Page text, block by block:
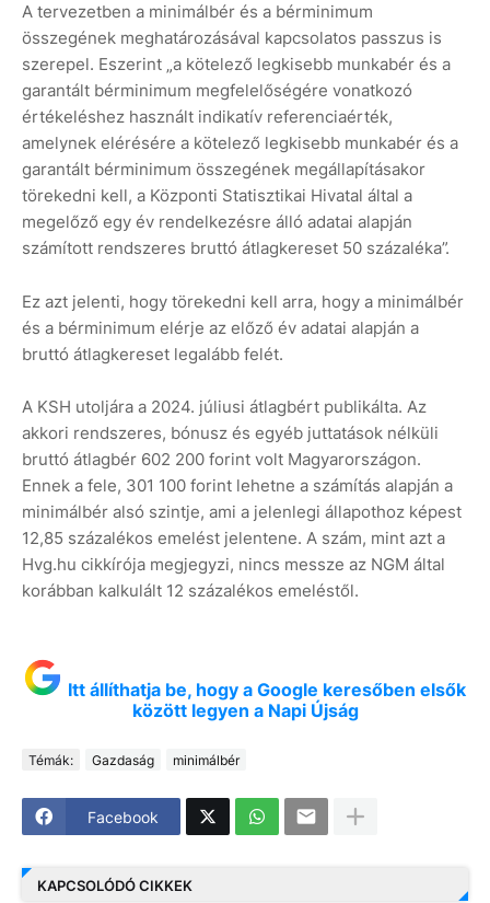
A tervezetben a minimálbér és a bérminimum
összegének meghatározásával kapcsolatos passzus is
szerepel. Eszerint „a kötelező legkisebb munkabér és a
garantált bérminimum megfelelőségére vonatkozó
értékeléshez használt indikatív referenciaérték,
amelynek elérésére a kötelező legkisebb munkabér és a
garantált bérminimum összegének megállapításakor
törekedni kell, a Központi Statisztikai Hivatal által a
megelőző egy év rendelkezésre álló adatai alapján
számított rendszeres bruttó átlagkereset 50 százaléka”.
Ez azt jelenti, hogy törekedni kell arra, hogy a minimálbér
és a bérminimum elérje az előző év adatai alapján a
bruttó átlagkereset legalább felét.
A KSH utoljára a 2024. júliusi átlagbért publikálta. Az
akkori rendszeres, bónusz és egyéb juttatások nélküli
bruttó átlagbér 602 200 forint volt Magyarországon.
Ennek a fele, 301 100 forint lehetne a számítás alapján a
minimálbér alsó szintje, ami a jelenlegi állapothoz képest
12,85 százalékos emelést jelentene. A szám, mint azt a
Hvg.hu cikkírója megjegyzi, nincs messze az NGM által
korábban kalkulált 12 százalékos emeléstől.
Itt állíthatja be, hogy a Google keresőben elsők
között legyen a Napi Újság
Témák: Gazdaság minimálbér
Facebook
KAPCSOLÓDÓ CIKKEK